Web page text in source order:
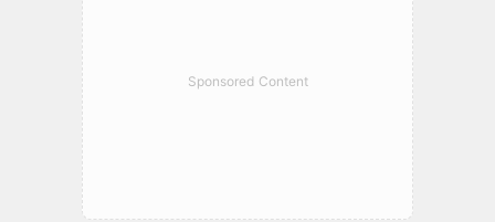
Sponsored Content